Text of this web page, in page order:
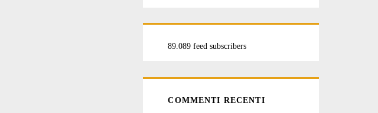
89.089 feed subscribers
COMMENTI RECENTI